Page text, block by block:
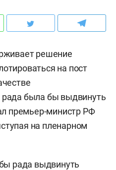
решение
на пост
была бы выдвинуть
премьер-министр РФ
на пленарном
рада выдвинуть